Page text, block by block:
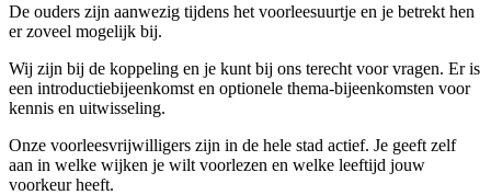
De ouders zijn aanwezig tijdens het voorleesuurtje en je betrekt hen
er zoveel mogelijk bij.
Wij zijn bij de koppeling en je kunt bij ons terecht voor vragen. Er is
een introductiebijeenkomst en optionele thema-bijeenkomsten voor
kennis en uitwisseling.
Onze voorleesvrijwilligers zijn in de hele stad actief. Je geeft zelf
aan in welke wijken je wilt voorlezen en welke leeftijd jouw
voorkeur heeft.